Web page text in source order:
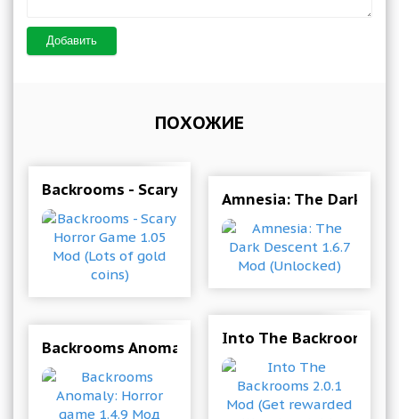
Добавить
ПОХОЖИЕ
Backrooms - Scary Horror Game 1.05 Mod
Amnesia: The Dark
Backrooms Anomaly: Horror game 1.4.9 Мод
Into The Backrooms